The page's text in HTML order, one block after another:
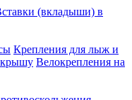
(вкладыши) в
Крепления для лыж и
крышу Велокрепления на